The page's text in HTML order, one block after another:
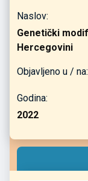
Naslov:
Genetički
Hercegovini
Objavljeno u / na:
Godina:
2022